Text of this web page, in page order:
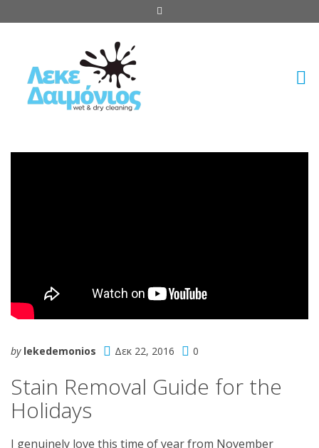
by lekedemonios Δεκ 22, 2016 0
Stain Removal Guide for the
Holidays
I genuinely love this time of year from November